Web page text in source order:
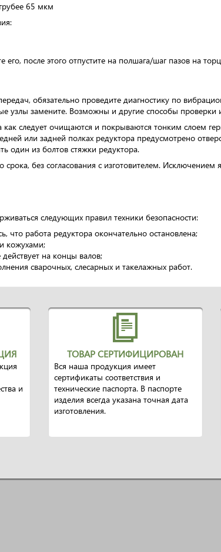
65 мкм
после этого отпустите на полшага/шаг пазов на
обязательно проведите диагностику по
замените. Возможны и другие способы проверки
следует очищаются и покрываются тонким слоем
или задней полках редуктора предусмотрено
один из болтов стяжки редуктора.
без согласования с изготовителем.
следующих правил техники безопасности:
что работа редуктора окончательно остановлена;
кожухами;
на концы валов;
сварочных, слесарных и такелажных работ.
и
ТОВАР СЕРТИФИЦИРОВАН
Вся наша продукция имеет
сертификаты соответствия и
технические паспорта. В паспорте
изделия всегда указана точная дата
изготовления.